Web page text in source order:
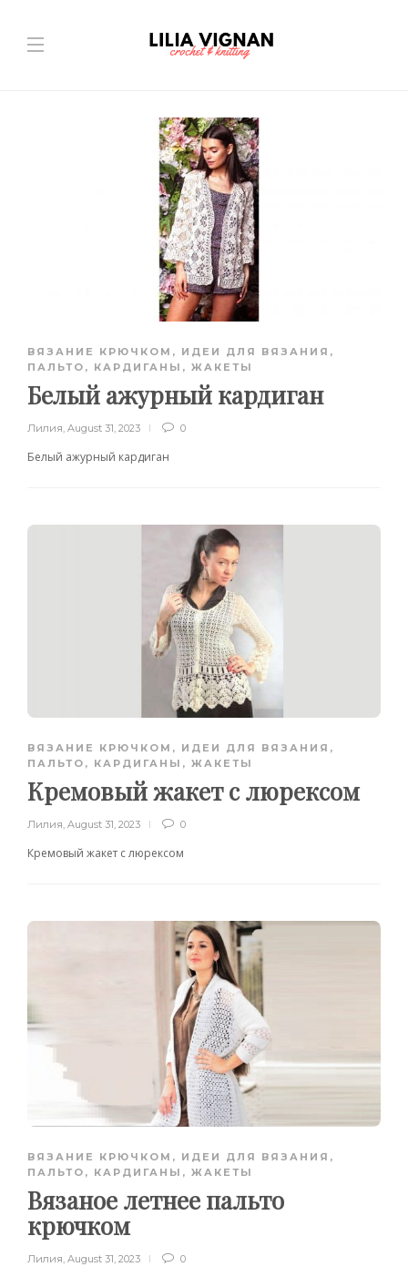
ВЯЗАНИЕ КРЮЧКОМ , ИДЕИ ДЛЯ ВЯЗАНИЯ ,
ПАЛЬТО, КАРДИГАНЫ, ЖАКЕТЫ
Белый ажурный кардиган
Лилия, August 31, 2023 0
Белый ажурный кардиган
ВЯЗАНИЕ КРЮЧКОМ , ИДЕИ ДЛЯ ВЯЗАНИЯ ,
ПАЛЬТО, КАРДИГАНЫ, ЖАКЕТЫ
Кремовый жакет с люрексом
Лилия, August 31, 2023 0
Кремовый жакет с люрексом
ВЯЗАНИЕ КРЮЧКОМ , ИДЕИ ДЛЯ ВЯЗАНИЯ ,
ПАЛЬТО, КАРДИГАНЫ, ЖАКЕТЫ
Вязаное летнее пальто
крючком
Лилия August 31, 2023 0